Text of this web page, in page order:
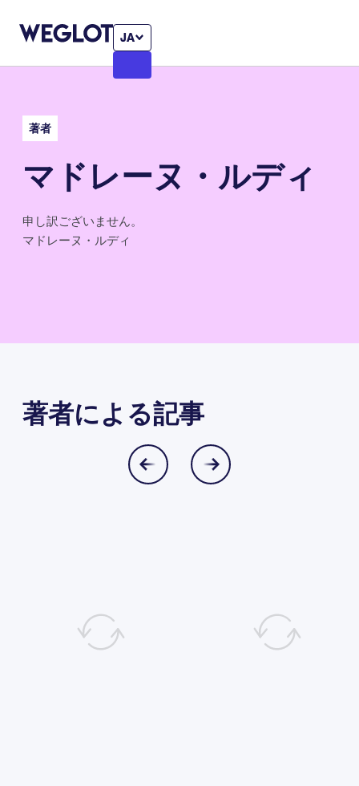
JA
著者
マドレーヌ・ルディ
申し訳ございません。
マドレーヌ・ルディ
著者による記事